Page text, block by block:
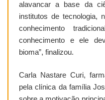
alavancar a base da
institutos de tecnologia,
conhecimento
conhecimento e ele
bioma”, finalizou.
Carla Nastare Curi,
pela clínica da família